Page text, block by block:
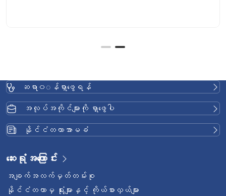
ဆရာ၀◌န်ရှာဖွေရန်
အလုပ်အကိုင်များကို ရှာဖွေပါ
နိုင်ငံတကာအာမခံ
ဆေးရုံအကြောင်း
အချက်အလက်မှတ်တမ်းစု
နိုင်ငံတကာမှ ရုံးများနှင့် ကိုယ်စားလှယ်များ